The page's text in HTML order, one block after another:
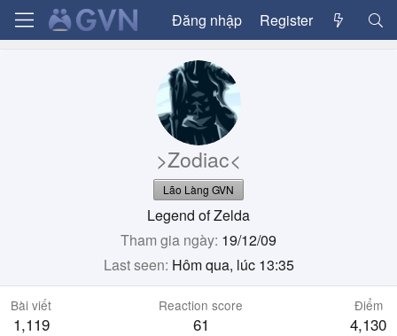
Đăng nhập Register
>Zodiac<
Lão Làng GVN
Legend of Zelda
Tham gia ngày 19/12/09
Last seen Hôm qua, lúc 13:35
Bài viết
1,119
Reaction score
61
Điểm
4,130